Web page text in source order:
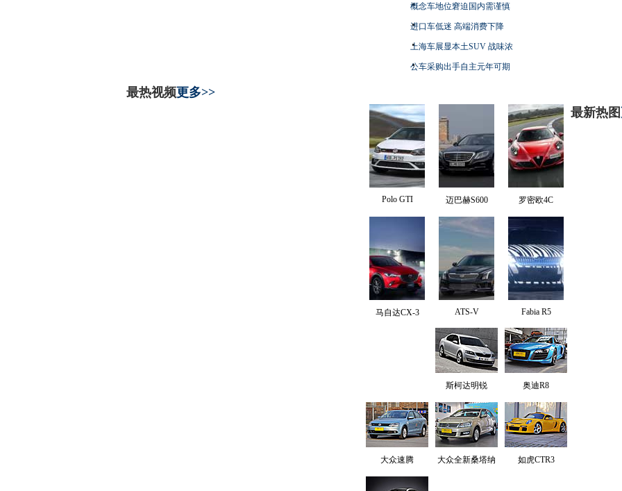
概念车地位窘迫国内需谨慎
进口车低迷 高端消费下降
上海车展显本土SUV 战味浓
公车采购出手自主元年可期
最热视频更多>>
Polo GTI 迈巴赫S600 罗密欧4C
马自达CX-3 ATS-V Fabia R5
最新热图
斯柯达明锐 奥迪R8
大众速腾 大众全新桑塔纳 如虎CTR3